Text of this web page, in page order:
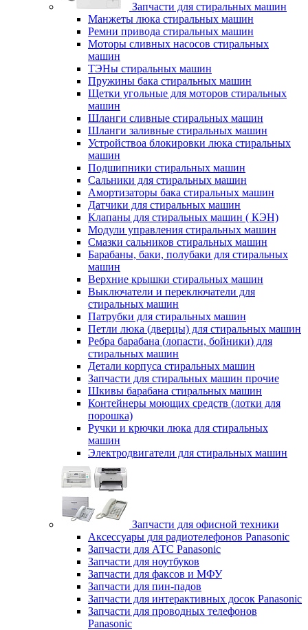
Запчасти для стиральных машин
Манжеты люка стиральных машин
Ремни привода стиральных машин
Моторы сливных насосов стиральных
машин
ТЭНы стиральных машин
Пружины бака стиральных машин
Щетки угольные для моторов стиральных
машин
Шланги сливные стиральных машин
Шланги заливные стиральных машин
Устройствоа блокировки люка стиральных
машин
Подшипники стиральных машин
Сальники для стиральных машин
Амортизаторы бака стиральных машин
Датчики для стиральных машин
Клапаны для стиральных машин ( КЭН)
Модули управления стиральных машин
Смазки сальников стиральных машин
Барабаны, баки, полубаки для стиральных
машин
Верхние крышки стиральных машин
Выключатели и переключатели для
стиральных машин
Патрубки для стиральных машин
Петли люка (дверцы) для стиральных машин
Ребра барабана (лопасти, бойники) для
стиральных машин
Детали корпуса стиральных машин
Запчасти для стиральных машин прочие
Шкивы барабана стиральных машин
Контейнеры моющих средств (лотки для
порошка)
Ручки и крючки люка для стиральных
машин
Электродвигатели для стиральных машин
Запчасти для офисной техники
Аксессуары для радиотелефонов Panasonic
Запчасти для АТС Panasonic
Запчасти для ноутбуков
Запчасти для факсов и МФУ
Запчасти для пин-падов
Запчасти для интерактивных досок Panasonic
Запчасти для проводных телефонов
Panasonic